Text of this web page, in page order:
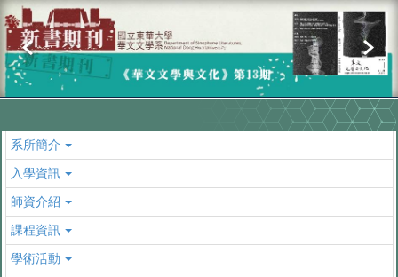
系所簡介
入學資訊
師資介紹
課程資訊
學術活動